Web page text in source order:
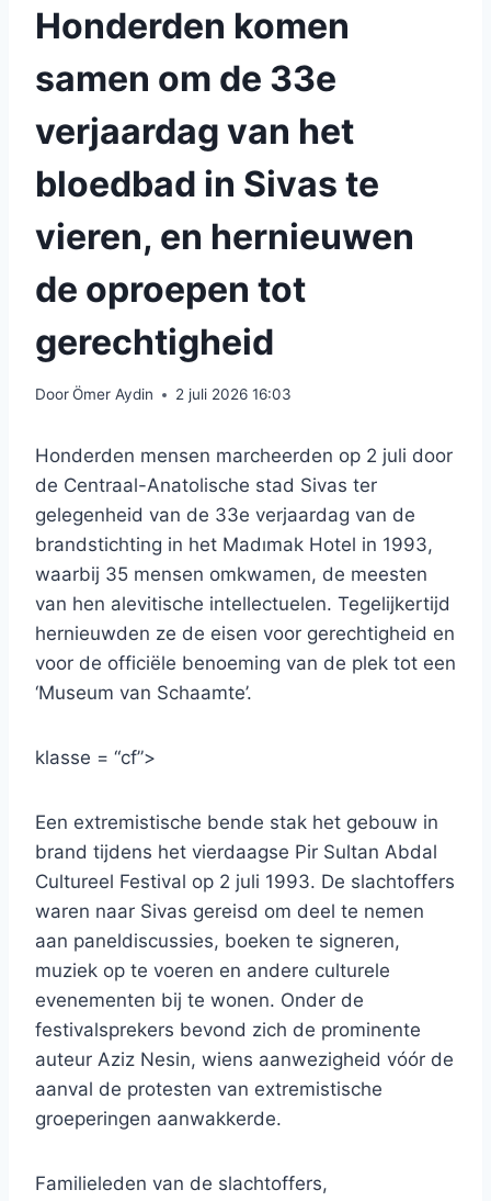
Honderden komen
samen om de 33e
verjaardag van het
bloedbad in Sivas te
vieren, en hernieuwen
de oproepen tot
gerechtigheid
DoorÖmer Aydin 2 juli 2026 16:03
Honderden mensen marcheerden op 2 juli door
de Centraal-Anatolische stad Sivas ter
gelegenheid van de 33e verjaardag van de
brandstichting in het Madımak Hotel in 1993,
waarbij 35 mensen omkwamen, de meesten
van hen alevitische intellectuelen. Tegelijkertijd
hernieuwden ze de eisen voor gerechtigheid en
voor de officiële benoeming van de plek tot een
‘Museum van Schaamte’.
klasse = “cf”>
Een extremistische bende stak het gebouw in
brand tijdens het vierdaagse Pir Sultan Abdal
Cultureel Festival op 2 juli 1993. De slachtoffers
waren naar Sivas gereisd om deel te nemen
aan paneldiscussies, boeken te signeren,
muziek op te voeren en andere culturele
evenementen bij te wonen. Onder de
festivalsprekers bevond zich de prominente
auteur Aziz Nesin, wiens aanwezigheid vóór de
aanval de protesten van extremistische
groeperingen aanwakkerde.
Familieleden van de slachtoffers,